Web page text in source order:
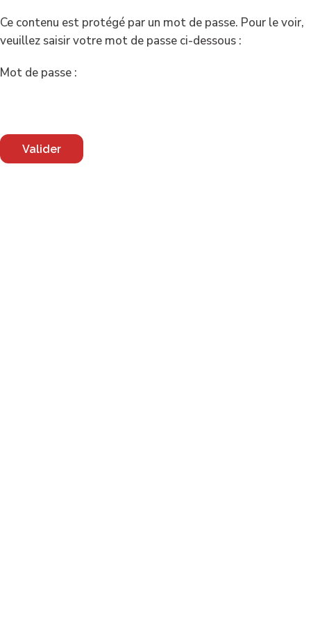
Ce contenu est protégé par un mot de passe. Pour le voir,
veuillez saisir votre mot de passe ci-dessous :
Mot de passe :